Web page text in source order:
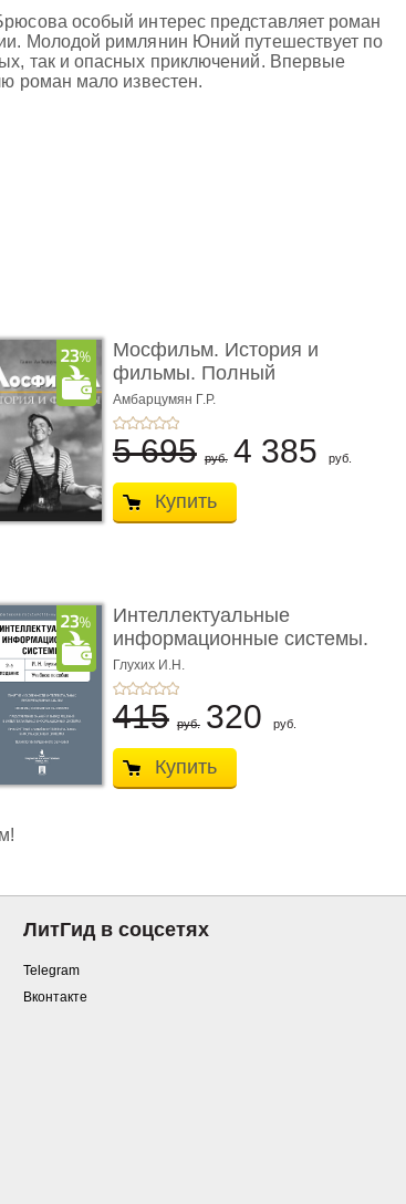
особый интерес представляет роман
Молодой римлянин Юний путешествует по
так и опасных приключений. Впервые
роман мало известен.
Мосфильм. История и
фильмы. Полный
иллюстриров ...
Амбарцумян Г.Р.
5 695 руб. 4 385 руб.
Купить
Интеллектуальные
информационные системы.
2-е и ...
Глухих И.Н.
415 руб. 320 руб.
Купить
ЛитГид в соцсетях
Telegram
Вконтакте